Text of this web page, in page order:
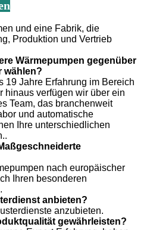
und eine Fabrik, die
Produktion und Vertrieb
Wärmepumpen gegenüber
wählen?
19 Jahre Erfahrung im Bereich
hinaus verfügen wir über ein
Team, das branchenweit
und automatische
Ihre unterschiedlichen
nach europäischer
Ihren besonderen
anbieten?
anzubieten.
gewährleisten?